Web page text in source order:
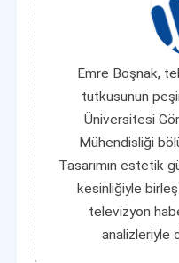
Emre Boşnak,
tutkusunun
Üniversitesi
Mühendisliği
Tasarımın estetik
kesinliğiyle
televizyon
analizleriyle